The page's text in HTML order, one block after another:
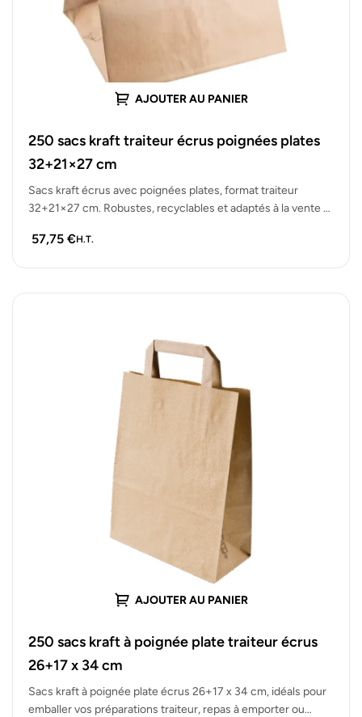
AJOUTER AU PANIER
250 sacs kraft traiteur écrus poignées plates
32+21×27 cm
Sacs kraft écrus avec poignées plates, format traiteur
32+21×27 cm. Robustes, recyclables et adaptés à la vente à
57,75 €H.T.
AJOUTER AU PANIER
250 sacs kraft à poignée plate traiteur écrus
26+17 x 34 cm
Sacs kraft à poignée plate écrus 26+17 x 34 cm, idéals pour
emballer vos préparations traiteur, repas à emporter ou…